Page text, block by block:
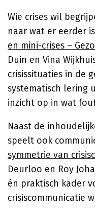
Wie crises wil
naar wat er eerder
en mini-crises –
Duin en Vina
crisissituaties in de
systematisch lering
inzicht op in wat
Naast de
speelt ook
symmetrie van
Deurloo en Roy
én praktisch kader
crisiscommunicatie